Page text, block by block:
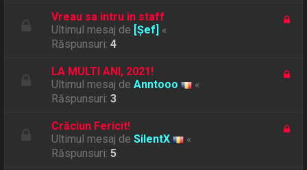
Vreau sa intru in staff
Ultimul mesaj de [Șef] «
Răspunsuri:4
LA MULTI ANI, 2021!
Ultimul mesaj deAnntooo
«
Răspunsuri:3
Crăciun Fericit!
Ultimul mesaj deSilentX
«
Răspunsuri:5